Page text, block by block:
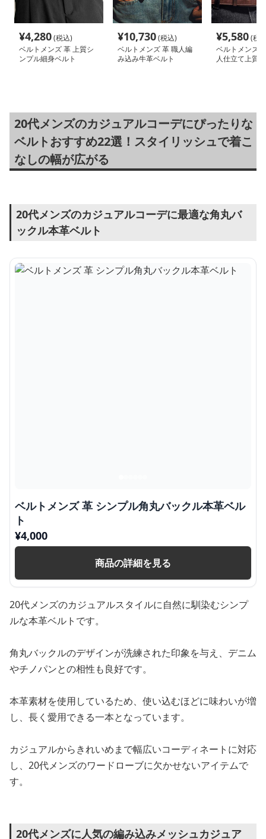
¥4,280(税込)
ベルトメンズ 革 上質シ
ンプル細身ベルト
¥10,730(税込)
ベルトメンズ 革 職人編
み込み牛革ベルト
¥5,580(税
ベルトメンズ
人仕立て上質
20代メンズのカジュアルコーデにぴったりな
ベルトおすすめ22選！スタイリッシュで着こ
なしの幅が広がる
20代メンズのカジュアルコーデに最適な角丸バ
ックル本革ベルト
ベルトメンズ 革 シンプル角丸バックル本革ベル
ト
¥4,000
商品の詳細を見る
20代メンズのカジュアルスタイルに自然に馴染むシンプ
ルな本革ベルトです。
角丸バックルのデザインが洗練された印象を与え、デニム
やチノパンとの相性も良好です。
本革素材を使用しているため、使い込むほどに味わいが増
し、長く愛用できる一本となっています。
カジュアルからきれいめまで幅広いコーディネートに対応
し、20代メンズのワードローブに欠かせないアイテムで
す。
20代メンズに人気の編み込みメッシュカジュア